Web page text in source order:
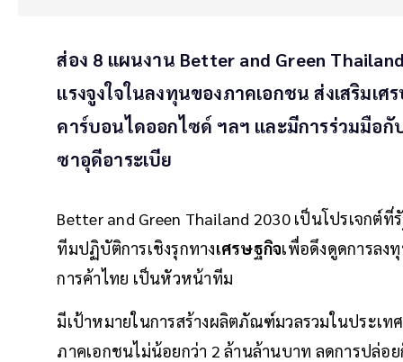
ส่อง 8 แผนงาน Better and Green
แรงจูงใจในลงทุนของภาคเอกชน ส่งเสริมเ
คาร์บอนไดออกไซด์ ฯลฯ และมีการร่วมมือ
ซาอุดีอาระเบีย
Better and Green Thailand 2030 เป็นโปรเจกต์
ทีมปฏิบัติการเชิงรุกทางเศรษฐกิจเพื่อดึงดูดการลง
การค้าไทย เป็นหัวหน้าทีม
มีเป้าหมายในการสร้างผลิตภัณฑ์มวลรวมในประเ
ภาคเอกชนไม่น้อยกว่า 2 ล้านล้านบาท ลดการปล่อ